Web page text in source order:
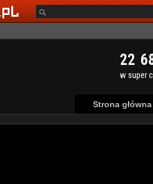
22 6
w super
Strona główna